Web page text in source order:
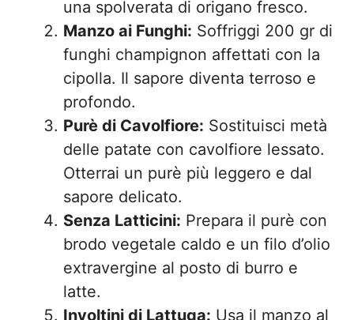
una spolverata di origano fresco.
Manzo ai Funghi: Soffriggi 200 gr di
funghi champignon affettati con la
cipolla. Il sapore diventa terroso e
profondo.
Purè di Cavolfiore: Sostituisci metà
delle patate con cavolfiore lessato.
Otterrai un purè più leggero e dal
sapore delicato.
Senza Latticini: Prepara il purè con
brodo vegetale caldo e un filo d’olio
extravergine al posto di burro e
latte.
Involtini di Lattuga: Usa il manzo al